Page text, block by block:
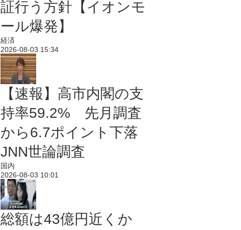
証行う方針【イオンモ
ール爆発】
経済
2026-08-03 15:34
【速報】高市内閣の支
持率59.2% 先月調査
から6.7ポイント下落
JNN世論調査
国内
2026-08-03 10:01
総額は43億円近くか